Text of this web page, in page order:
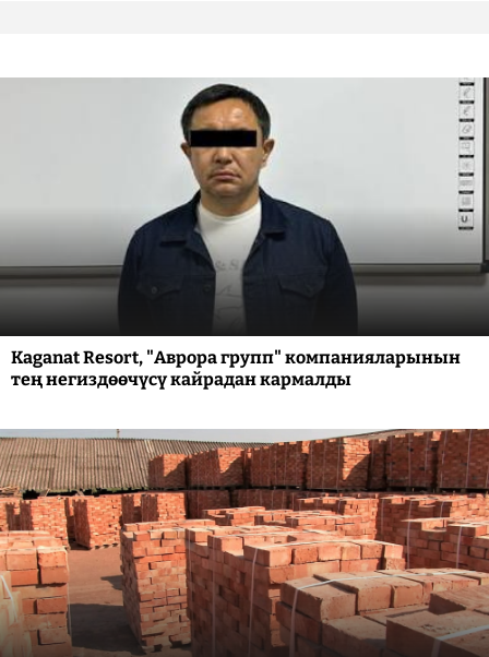
Kaganat Resort, "Аврора групп" компанияларынын
тең негиздөөчүсү кайрадан кармалды